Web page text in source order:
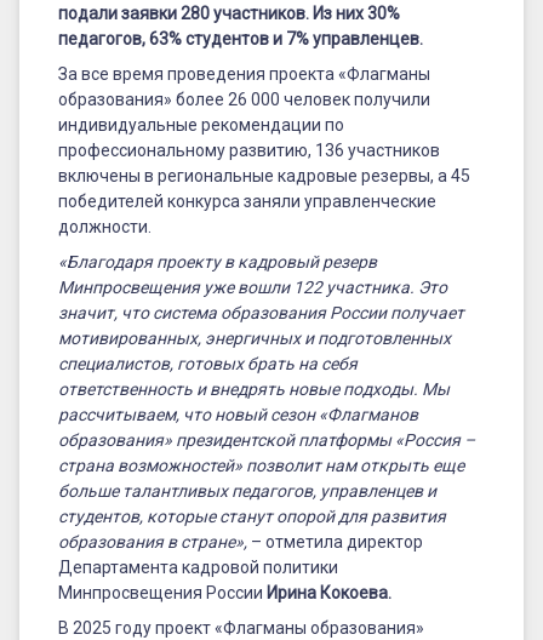
подали заявки 280 участников. Из них 30%
педагогов, 63% студентов и 7% управленцев.
За все время проведения проекта «Флагманы
образования» более 26 000 человек получили
индивидуальные рекомендации по
профессиональному развитию, 136 участников
включены в региональные кадровые резервы, а 45
победителей конкурса заняли управленческие
должности.
«Благодаря проекту в кадровый резерв
Минпросвещения уже вошли 122 участника. Это
значит, что система образования России получает
мотивированных, энергичных и подготовленных
специалистов, готовых брать на себя
ответственность и внедрять новые подходы. Мы
рассчитываем, что новый сезон «Флагманов
образования» президентской платформы «Россия –
страна возможностей» позволит нам открыть еще
больше талантливых педагогов, управленцев и
студентов, которые станут опорой для развития
образования в стране», – отметила директор
Департамента кадровой политики
Минпросвещения России Ирина Кокоева.
В 2025 году проект «Флагманы образования»